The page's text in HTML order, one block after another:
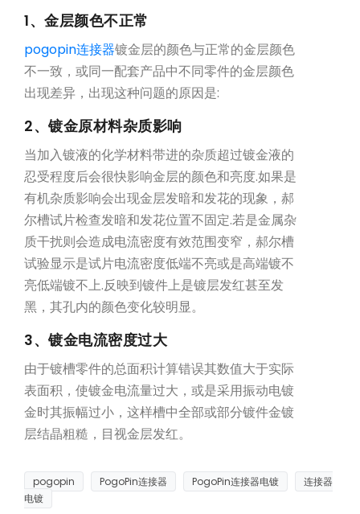
1、金层颜色不正常
pogopin连接器镀金层的颜色与正常的金层颜色
不一致，或同一配套产品中不同零件的金层颜色
出现差异，出现这种问题的原因是:
2、镀金原材料杂质影响
当加入镀液的化学材料带进的杂质超过镀金液的
忍受程度后会很快影响金层的颜色和亮度.如果是
有机杂质影响会出现金层发暗和发花的现象，郝
尔槽试片检查发暗和发花位置不固定.若是金属杂
质干扰则会造成电流密度有效范围变窄，郝尔槽
试验显示是试片电流密度低端不亮或是高端镀不
亮低端镀不上.反映到镀件上是镀层发红甚至发
黑，其孔内的颜色变化较明显。
3、镀金电流密度过大
由于镀槽零件的总面积计算错误其数值大于实际
表面积，使镀金电流量过大，或是采用振动电镀
金时其振幅过小，这样槽中全部或部分镀件金镀
层结晶粗糙，目视金层发红。
pogopin PogoPin连接器 PogoPin连接器电镀
连接器
电镀